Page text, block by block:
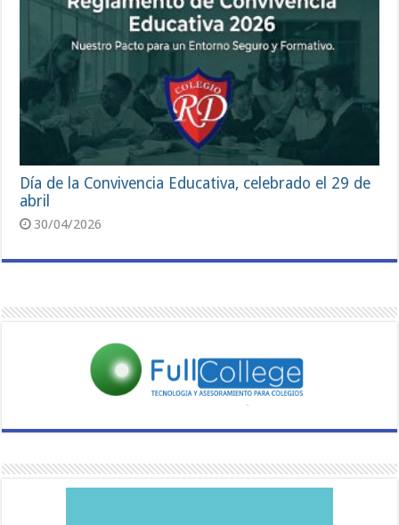
Día de la Convivencia Educativa, celebrado el 29 de
abril
30/04/2026